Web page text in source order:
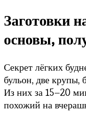
Заготовки
основы,
Секрет лёгких
бульон, две крупы,
Из них за 15–20
похожий на